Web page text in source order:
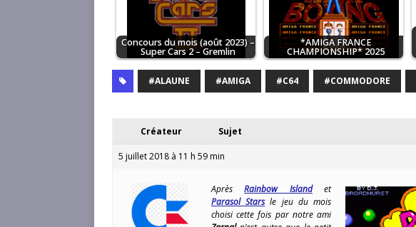
Concours du mois (août 2023) –
Super Cars 2 – Gremlin
*AMIGA FRANCE
CHAMPIONSHIP* 2025
#ALAUNE #AMIGA #C64 #COMMODORE
Créateur Sujet
5 juillet 2018 à 11 h 59 min
AprèsRainbow Islandet
Parasol Starsle jeu du mois
choisi cette fois par notre ami